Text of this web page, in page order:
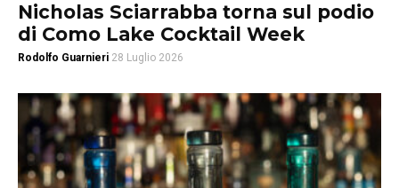
Nicholas Sciarrabba torna sul podio
di Como Lake Cocktail Week
Rodolfo Guarnieri 28 Luglio 2026